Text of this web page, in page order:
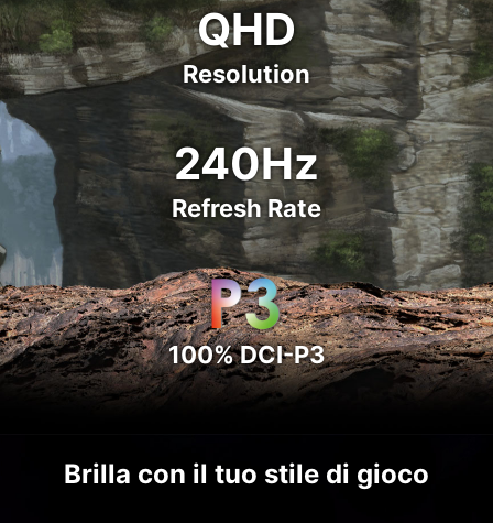
QHD
Resolution
240Hz
Refresh Rate
100% DCI-P3
Brilla con il tuo stile di gioco